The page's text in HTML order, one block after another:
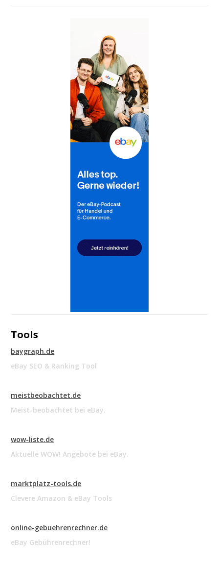
Tools
baygraph.de
eBay SEO & Ranking Tool
meistbeobachtet.de
Meist-beobachtet bei eBay.
wow-liste.de
Aktuelle WOW! Angebote bei eBay.
marktplatz-tools.de
Clevere Amazon & eBay Tools
online-gebuehrenrechner.de
eBay Gebührenrechner!